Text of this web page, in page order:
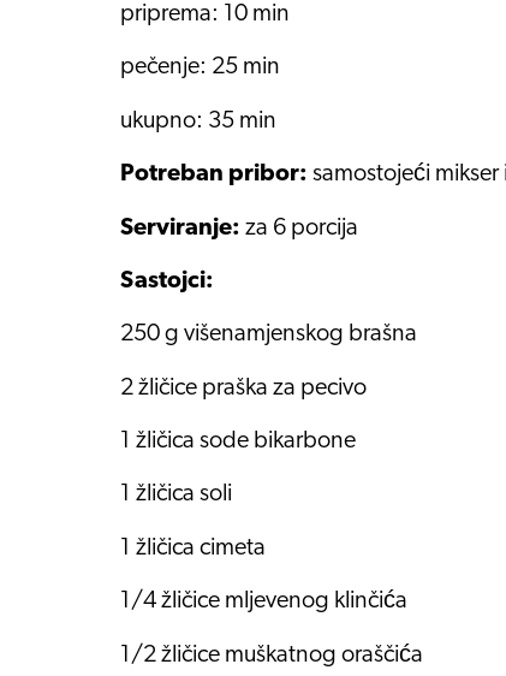
priprema: 10 min
pečenje: 25 min
ukupno: 35 min
Potreban pribor: samostojeći mikser
Serviranje: za 6 porcija
Sastojci:
250 g višenamjenskog brašna
2 žličice praška za pecivo
1 žličica sode bikarbone
1 žličica soli
1 žličica cimeta
1/4 žličice mljevenog klinčića
1/2 žličice muškatnog oraščića